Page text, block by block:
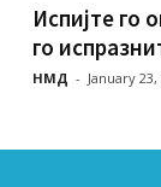
Испијте го
го
НМД - January 23,